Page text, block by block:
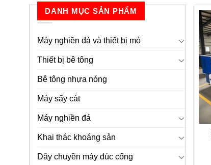
DANH MỤC SẢN PHẨM
Máy nghiền đá và thiết bị mỏ
Thiết bị bê tông
Bê tông nhựa nóng
Máy sấy cát
Máy nghiền đá
Khai thác khoáng sản
Dây chuyền máy đúc cống